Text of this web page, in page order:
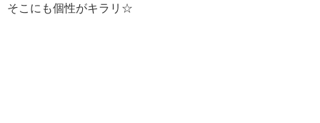
そこにも個性がキラリ☆